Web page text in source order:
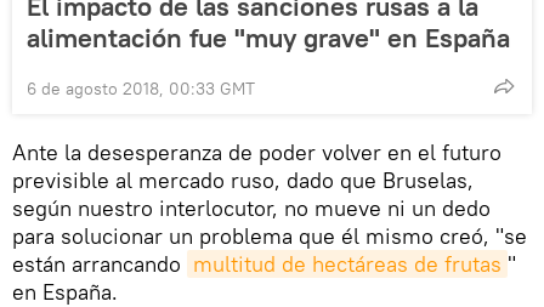
alimentación fue "muy grave" en España
6 de agosto 2018, 00:33 GMT
Ante la desesperanza de poder volver en el futuro
previsible al mercado ruso, dado que Bruselas,
según nuestro interlocutor, no mueve ni un dedo
para solucionar un problema que él mismo creó, "se
están arrancando multitud de hectáreas de frutas "
en España.